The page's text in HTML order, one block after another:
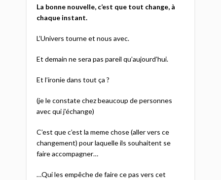
La bonne nouvelle, c’est que tout change, à
chaque instant.
L’Univers tourne et nous avec.
Et demain ne sera pas pareil qu’aujourd’hui.
Et l’ironie dans tout ça ?
(je le constate chez beaucoup de personnes
avec qui j’échange)
C’est que c’est la meme chose (aller vers ce
changement) pour laquelle ils souhaitent se
faire accompagner…
…Qui les empêche de faire ce pas vers cet